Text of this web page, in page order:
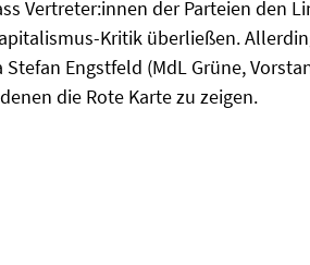
Vertreter:innen der Parteien den
Kritik überließen.
Engstfeld (MdL Grüne,
die Rote Karte zu zeigen.